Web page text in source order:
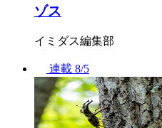
ゾス
イミダス編集部
連載 8/5